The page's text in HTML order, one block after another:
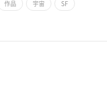
作品 宇宙 SF